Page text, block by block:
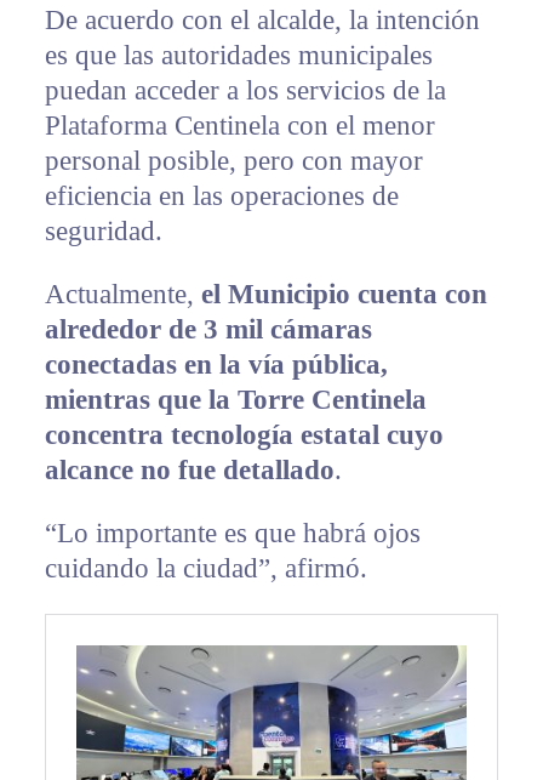
De acuerdo con el alcalde, la intención
es que las autoridades municipales
puedan acceder a los servicios de la
Plataforma Centinela con el menor
personal posible, pero con mayor
eficiencia en las operaciones de
seguridad.
Actualmente, el Municipio cuenta con
alrededor de 3 mil cámaras
conectadas en la vía pública,
mientras que la Torre Centinela
concentra tecnología estatal cuyo
alcance no fue detallado.
“Lo importante es que habrá ojos
cuidando la ciudad”, afirmó.